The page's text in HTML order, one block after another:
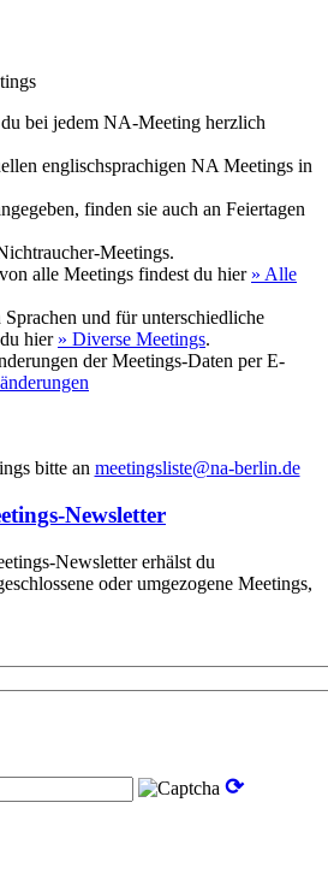
bei jedem NA-Meeting herzlich
englischsprachigen NA Meetings in
finden sie auch an Feiertagen
Meetings.
alle Meetings findest du hier » Alle
und für unterschiedliche
hier » Diverse Meetings.
der Meetings-Daten per E-
bitte an meetingsliste@na-berlin.de
Newsletter
Newsletter erhälst du
oder umgezogene Meetings,
⟳